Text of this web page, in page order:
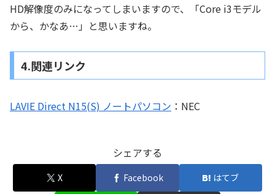
HD解像度のみになってしまいますので、「Core i3モデル
から、かなあ…」と思いますね。
4.関連リンク
LAVIE Direct N15(S) ノートパソコン ：NEC
シェアする
X Facebook はてブ